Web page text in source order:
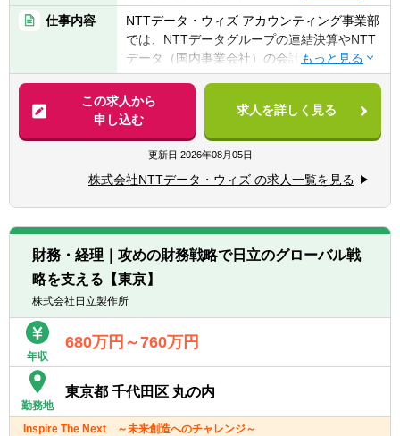
【組織】
アカウンティング事業部 第三サービス部
決算担当 約50名
アカウンティング事業部 第四サービス部
会計制度担当 約15名
※アカウンティング事業部全体所属員数 約
180名
※事業部全体で公認会計士有資格者が4名（米
国公認会計士資格1名）です
代前半の比較的若いチームです。
■公認会計士および税理士の資格取得維持に
す（手当の支給には別途条件あり）
■USCPA（米国公認会計士）有資格者
■税理士有資格者
【求められる人物像】
■メンバーの育成・指導など、マネジメント
業務の経験
【キャリアパス】
■ご入社後は、5-8名前後の担当リーダーから
スタートし、企業風土への慣れと業務習熟に
また、シェアードサービス事業の高度化を牽
引する役割も期待しています。
■直近で想定されるキャリアアップとして
は、NTTデータ及びグループ全体の連結決算
を統括するマネージャー職（課長級）、NTT
税務を統括するマネージャー職（課長級）と
なります。
仕事内容
NTTデータ・ウィズ アカウンティング事業部
では、NTTデータグループの連結決算やNTT
データ（国内事業会社）の会計制度業務とい
った、高度な専門性を必要とする財務経理業
務もアウトソーシング先として請け負ってお
ります。今後もより一層の成長を続けるNTT
データグループの大規模な財務経理業務に対
し、専門的な知見をもとに、主体的に幅広く
活躍してくださる仲間を募集いたします。
【職務内容】
■NTTデータ連結決算に関する業務
・NTTデータグループの連結決算値（海外会
社対応含む）算定／決算報告資料作成
・NTTデータ（国内事業会社）の単体決算、
税務関連業務
■NTTデータ会計制度に関する業務
・会計制度の制改定（会計基準更改時等の影
財務諸表/内部統制監査対応（監査人協議含
む）
この求人から
申し込む
求人を詳しく見る
更新日 2026年08月05日
株式会社NTTデータ・ウィズ の求人一覧を見る
財務・経理｜攻めの財務戦略で日立のグローバル戦
略を支える【東京】
株式会社日立製作所
年収
680万円～760万円
勤務地
東京都 千代田区 丸の内
Inspire The Next ～未来創造へのチャレンジ～